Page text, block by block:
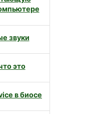
звуки
это
в биосе